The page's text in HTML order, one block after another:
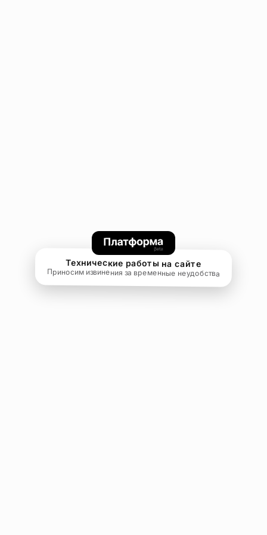
Технические работы на сайте
Приносим извинения за временные неудобства